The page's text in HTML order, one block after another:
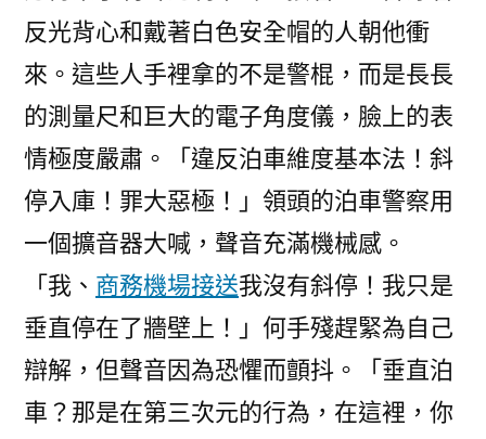
反光背心和戴著白色安全帽的人朝他衝
來。這些人手裡拿的不是警棍，而是長長
的測量尺和巨大的電子角度儀，臉上的表
情極度嚴肅。「違反泊車維度基本法！斜
停入庫！罪大惡極！」領頭的泊車警察用
一個擴音器大喊，聲音充滿機械感。
「我、 商務機場接送我沒有斜停！我只是
垂直停在了牆壁上！」何手殘趕緊為自己
辯解，但聲音因為恐懼而顫抖。「垂直泊
車？那是在第三次元的行為，在這裡，你